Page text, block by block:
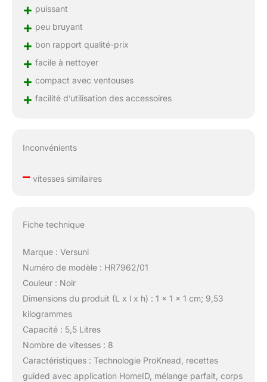
+ puissant
+ peu bruyant
+ bon rapport qualité-prix
+ facile à nettoyer
+ compact avec ventouses
+ facilité d’utilisation des accessoires
Inconvénients
–vitesses similaires
Fiche technique
Marque : Versuni
Numéro de modèle : HR7962/01
Couleur : Noir
Dimensions du produit (L x l x h) : 1 x 1 x 1 cm; 9,53
kilogrammes
Capacité : 5,5 Litres
Nombre de vitesses : 8
Caractéristiques : Technologie ProKnead, recettes
guided avec application HomeID, mélange parfait, corps